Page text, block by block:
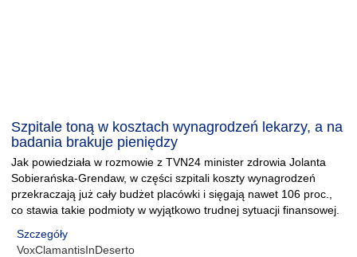
Szpitale toną w kosztach wynagrodzeń lekarzy, a na
badania brakuje pieniędzy
Jak powiedziała w rozmowie z TVN24 minister zdrowia Jolanta
Sobierańska-Grendaw, w części szpitali koszty wynagrodzeń
przekraczają już cały budżet placówki i sięgają nawet 106 proc.,
co stawia takie podmioty w wyjątkowo trudnej sytuacji finansowej.
Szczegóły
VoxClamantisInDeserto